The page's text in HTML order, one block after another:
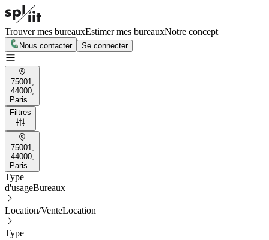
Trouver mes bureauxEstimer mes bureauxNotre concept
Nous contacter Se connecter
75001,
44000,
Paris...
Filtres
75001,
44000,
Paris...
Type
d'usageBureaux
Location/VenteLocation
Type